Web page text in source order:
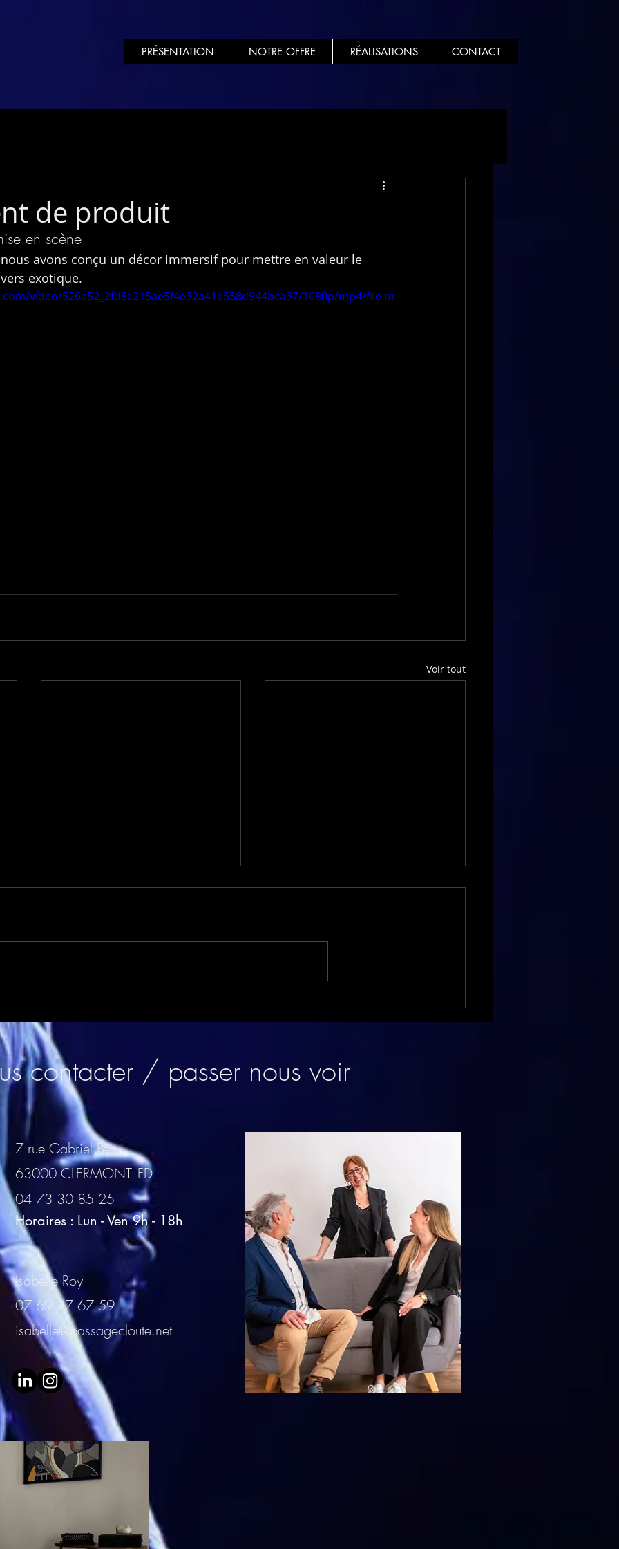
PRÉSENTATION NOTRE OFFRE RÉALISATIONS CONTACT
de produit
en scène
avons conçu un décor immersif pour mettre en valeur le
exotique.
video/526a52_2fd8c215ae5f4e32a41e558d944bca37/1080p/mp4/file.m
Voir tout
contacter / passer nous voir
7 rue Gabriel Péri
63000 CLERMONT- FD
04 73 30 85 25
Horaires : Lun - Ven 9h - 18h
Isabelle Roy
07 69 47 67 59
isabelle@passagecloute.net